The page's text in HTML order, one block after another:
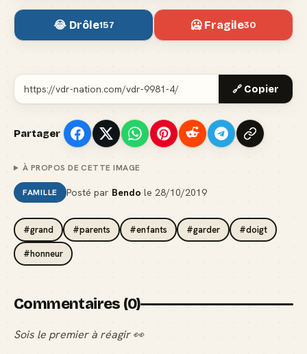
😂 Drôle157 🥶 Fragile30
🔗 Copier
Partager
À PROPOS DE CETTE IMAGE
FAMILLE Posté par Bendo le 28/10/2019
#grand #parents #enfants #garder #doigt
#honneur
Commentaires (0)
Sois le premier à réagir 👀